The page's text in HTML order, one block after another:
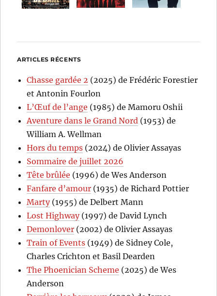
ARTICLES RÉCENTS
Chasse gardée 2 (2025) de Frédéric Forestier
et Antonin Fourlon
L’Œuf de l’ange (1985) de Mamoru Oshii
Aventure dans le Grand Nord (1953) de
William A. Wellman
Hors du temps (2024) de Olivier Assayas
Sommaire de juillet 2026
Tête brûlée (1996) de Wes Anderson
Fanfare d’amour (1935) de Richard Pottier
Marty(1955) de Delbert Mann
Lost Highway(1997) de David Lynch
Demonlover (2002) de Olivier Assayas
Train of Events (1949) de Sidney Cole,
Charles Crichton et Basil Dearden
The Phoenician Scheme (2025) de Wes
Anderson